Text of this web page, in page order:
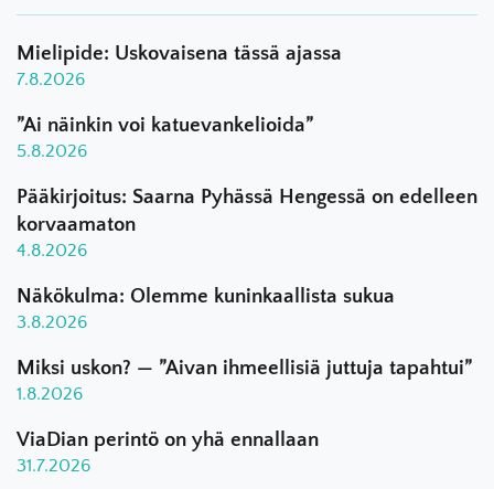
Mielipide: Uskovaisena tässä ajassa
7.8.2026
”Ai näinkin voi katuevankelioida”
5.8.2026
Pääkirjoitus: Saarna Pyhässä Hengessä on edelleen
korvaamaton
4.8.2026
Näkökulma: Olemme kuninkaallista sukua
3.8.2026
Miksi uskon? — ”Aivan ihmeellisiä juttuja tapahtui”
1.8.2026
ViaDian perintö on yhä ennallaan
31.7.2026